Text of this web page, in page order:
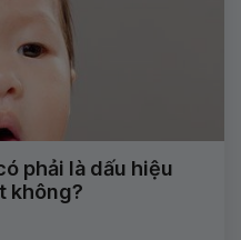
phải là dấu hiệu
không?